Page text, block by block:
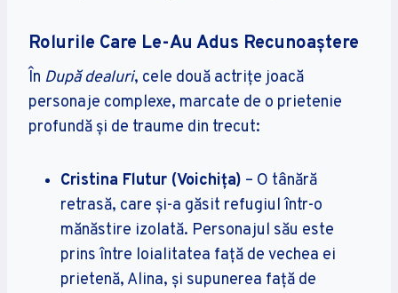
Rolurile Care Le-Au Adus Recunoaștere
În După dealuri, cele două actrițe joacă
personaje complexe, marcate de o prietenie
profundă și de traume din trecut:
Cristina Flutur (Voichița) – O tânără
retrasă, care și-a găsit refugiul într-o
mănăstire izolată. Personajul său este
prins între loialitatea față de vechea ei
prietenă, Alina, și supunerea față de